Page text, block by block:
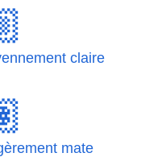
claire
mate